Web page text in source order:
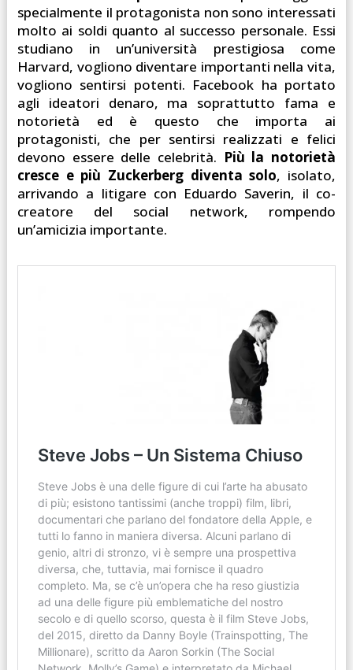
specialmente il protagonista non sono interessati
molto ai soldi quanto al successo personale. Essi
studiano in un’università prestigiosa come
Harvard, vogliono diventare importanti nella vita,
vogliono sentirsi potenti. Facebook ha portato
agli ideatori denaro, ma soprattutto fama e
notorietà ed è questo che importa ai
protagonisti, che per sentirsi realizzati e felici
devono essere delle celebrità. Più la notorietà
cresce e più Zuckerberg diventa solo, isolato,
arrivando a litigare con Eduardo Saverin, il co-
creatore del social network, rompendo
un’amicizia importante.